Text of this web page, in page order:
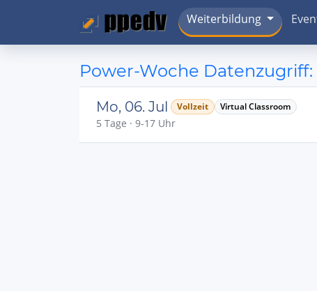
Weiterbildung
Power-Woche
Mo, 06. Jul Vollzeit Virtual Classroom
5 Tage · 9-17 Uhr